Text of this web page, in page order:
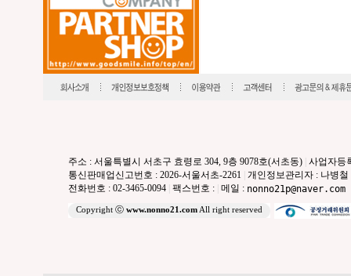
주소 : 서울특별시 서초구 효령로 304, 9층 9078호(서초동) 사업자등
통신판매업신고번호 : 2026-서울서초-2261 개인정보관리자 : 나병철
전화번호 : 02-3465-0094 팩스번호 : 메일 : nonno21p@naver.com
Copyright ⓒ www.nonno21.comAll right reserved